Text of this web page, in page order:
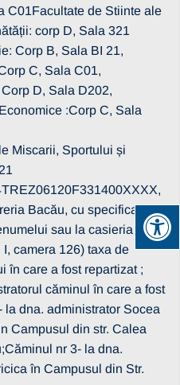
C01Facultate de Stiinte ale
corp D, Sala 321
Corp B, Sala BI 21,
C, Sala C01,
D, Sala D202,
:Corp C, Sala
Miscarii, Sportului și
Bacău, cu specificarea
sau la casieria
camera 126) taxa de
în care a fost repartizat ;
căminul în care a fost
la dna. administrator Socea
Campusul din str. Calea
nr 3- la dna.
în Campusul din Str.